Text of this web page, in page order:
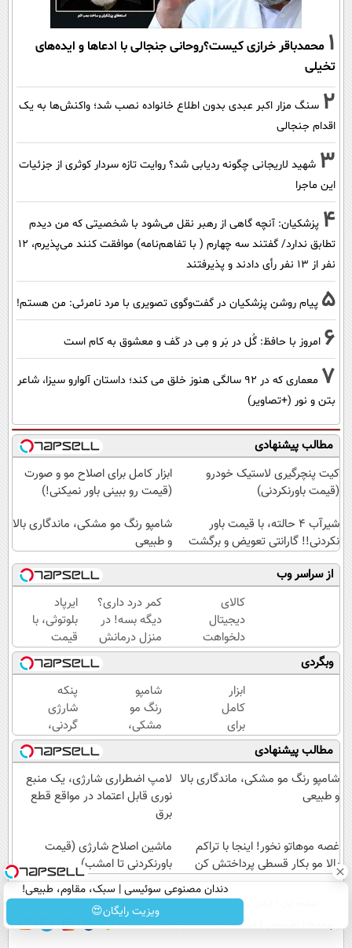
1 محمدباقر خرازی کیست؟روحانی جنجالی با ادعاها و ایده‌های
تخیلی
2 سنگ مزار اکبر عبدی بدون اطلاع خانواده نصب شد؛ واکنش‌ها به یک
اقدام جنجالی
3 شهید لاریجانی چگونه ردیابی شد؟ روایت تازه سردار کوثری از جزئیات
این ماجرا
4 پزشکیان‌: آنچه گاهی از رهبر نقل می‌شود با شخصیتی که من دیدم
تطابق ندارد/ گفتند سه چهارم ( با تفاهم‌نامه) موافقت کنند می‌پذیرم، 12
نفر از 13 نفر رأی دادند و پذیرفتند
5 پیام روشن پزشکیان در گفت‌و‌گوی تصویری با مرد نامرئی: من هستم!
6 امروز با حافظ: گُل در بَر و مِی در کَف و معشوق به کام است
7
معماری که در 92 سالگی هنوز خلق می کند؛ داستان آلوارو سیزا، شاعر
بتن و نور (+تصاویر)
مطالب پیشنهادی
کیت پنچرگیری لاستیک خودرو
(قیمت باورنکردنی)
ابزار کامل برای اصلاح مو و صورت
(قیمت رو ببینی باور نمیکنی!)
شیر‌آب ۴ حالته، با قیمت باور
نکردنی!! گارانتی تعویض و برگشت
شامپو رنگ مو مشکی، ماندگاری بالا
و طبیعی
از سراسر وب
کالای
دیجیتال
دلخواهت
رو قسطی
بخر 🛒
درخواست
اعتبار بده
📌
کمر درد داری؟
دیگه بسه! در
منزل درمانش
کن
(◀پرسش‌نامه)
ایرپاد
بلوتوثی، با
قیمت
باورنکردنی!!
فرصت
محدود
وبگردی
ابزار
کامل
برای
اصلاح
مو و
صورت
نمیکنی!)
شامپو
رنگ مو
مشکی،
ماندگاری
بالا و
طبیعی
پنکه
شارژی
گردنی،
با
قیمت
باور
نکردنی!
مطالب پیشنهادی
شامپو رنگ مو مشکی، ماندگاری بالا
و طبیعی
لامپ اضطراری شارژی، یک منبع
نوری قابل اعتماد در مواقع قطع
برق
غصه موهاتو نخور! اینجا با تراکم
بالا مو بکار قسطی پرداختش کن
ماشین اصلاح شارژی (قیمت
باورنکردنی تا امشب)
دندان مصنوعی سوئیسی | سبک، مقاوم، طبیعی!
ویزیت رایگان+پرداخت اقساطی😍
ویزیت رایگان😍 عصر ایران۲ تماس با ما
آب و هوا اوقات شرعی سواد زندگی